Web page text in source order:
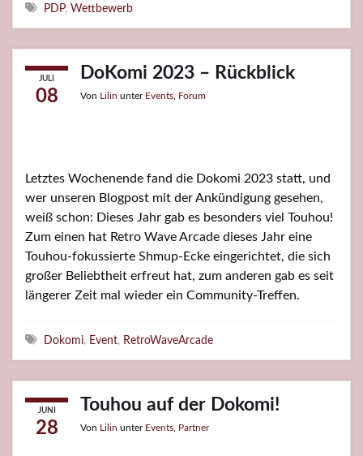
Schlagwörter
PDP, Wettbewerb
JULI
08
DoKomi 2023 – Rückblick
Von Lilin unter Events Forum
Letztes Wochenende fand die Dokomi 2023 statt, und
wer unseren Blogpost mit der Ankündigung gesehen,
weiß schon: Dieses Jahr gab es besonders viel Touhou!
Zum einen hat Retro Wave Arcade dieses Jahr eine
Touhou-fokussierte Shmup-Ecke eingerichtet, die sich
großer Beliebtheit erfreut hat, zum anderen gab es seit
längerer Zeit mal wieder ein Community-Treffen.
Schlagwörter
Dokomi, Event, RetroWaveArcade
JUNI
28
Touhou auf der Dokomi!
Von Lilin unter Events Partner